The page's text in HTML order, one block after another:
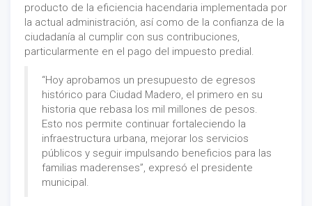
producto de la eficiencia hacendaria implementada por
la actual administración, así como de la confianza de la
ciudadanía al cumplir con sus contribuciones,
particularmente en el pago del impuesto predial.
“Hoy aprobamos un presupuesto de egresos
histórico para Ciudad Madero, el primero en su
historia que rebasa los mil millones de pesos.
Esto nos permite continuar fortaleciendo la
infraestructura urbana, mejorar los servicios
públicos y seguir impulsando beneficios para las
familias maderenses”, expresó el presidente
municipal.